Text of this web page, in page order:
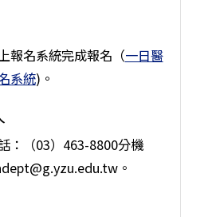
報名系統完成報名（一日醫
系統)。
：（03）463-8800分機
。